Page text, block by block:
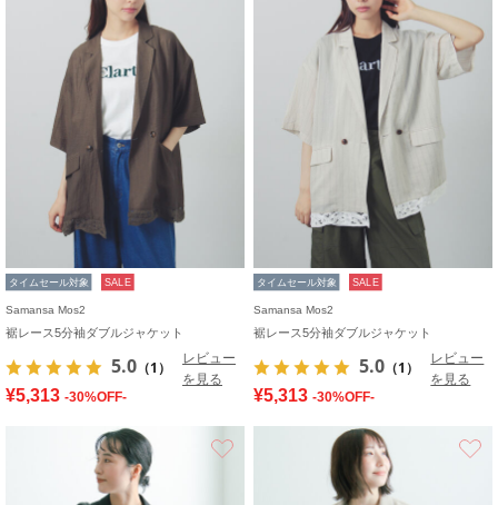
タイムセール対象 SALE
Samansa Mos2
裾レース5分袖ダブルジャケット
5.0 （1）
レビュー
を見る
¥5,313 -30%OFF-
タイムセール対象 SALE
Samansa Mos2
裾レース5分袖ダブルジャケット
5.0 （1）
レビュー
を見る
¥5,313 -30%OFF-